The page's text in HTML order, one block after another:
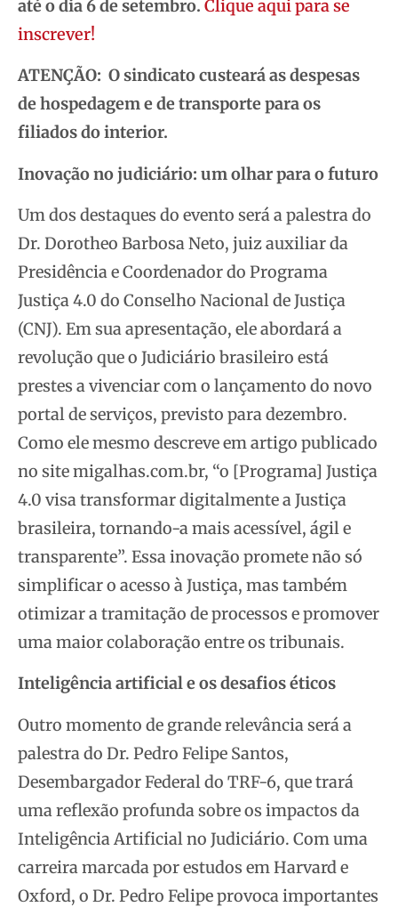
até o dia 6 de setembro. Clique aqui para se
inscrever!
ATENÇÃO: O sindicato custeará as despesas
de hospedagem e de transporte para os
filiados do interior.
Inovação no judiciário: um olhar para o futuro
Um dos destaques do evento será a palestra do
Dr. Dorotheo Barbosa Neto, juiz auxiliar da
Presidência e Coordenador do Programa
Justiça 4.0 do Conselho Nacional de Justiça
(CNJ). Em sua apresentação, ele abordará a
revolução que o Judiciário brasileiro está
prestes a vivenciar com o lançamento do novo
portal de serviços, previsto para dezembro.
Como ele mesmo descreve em artigo publicado
no site migalhas.com.br, “o [Programa] Justiça
4.0 visa transformar digitalmente a Justiça
brasileira, tornando-a mais acessível, ágil e
transparente”. Essa inovação promete não só
simplificar o acesso à Justiça, mas também
otimizar a tramitação de processos e promover
uma maior colaboração entre os tribunais.
Inteligência artificial e os desafios éticos
Outro momento de grande relevância será a
palestra do Dr. Pedro Felipe Santos,
Desembargador Federal do TRF-6, que trará
uma reflexão profunda sobre os impactos da
Inteligência Artificial no Judiciário. Com uma
carreira marcada por estudos em Harvard e
Oxford, o Dr. Pedro Felipe provoca importantes